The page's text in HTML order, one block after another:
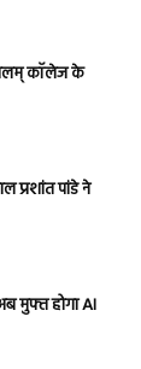
कॉलेज के
प्रशांत पांडे ने
मुफ्त होगा AI